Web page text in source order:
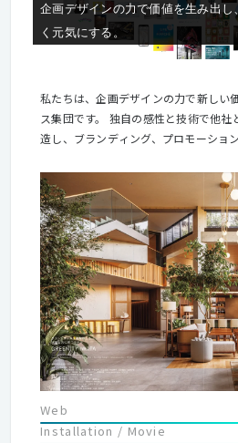
企画デザインの力で価値を生み出
く元気にする。
私たちは、企画デザインの力で新しい
ス集団です。 独自の感性と技術で他
造し、ブランディング、プロモーショ
日本中の人や企業（クライアント）を
念としています。
Web
Installation / Movie